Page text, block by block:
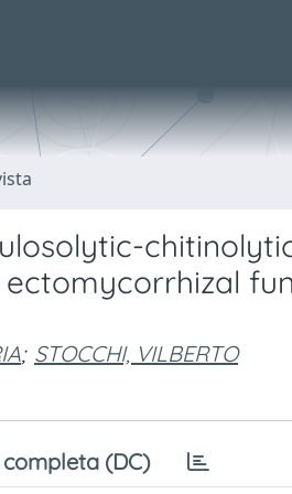
; STOCCHI, VILBERTO
(DC)